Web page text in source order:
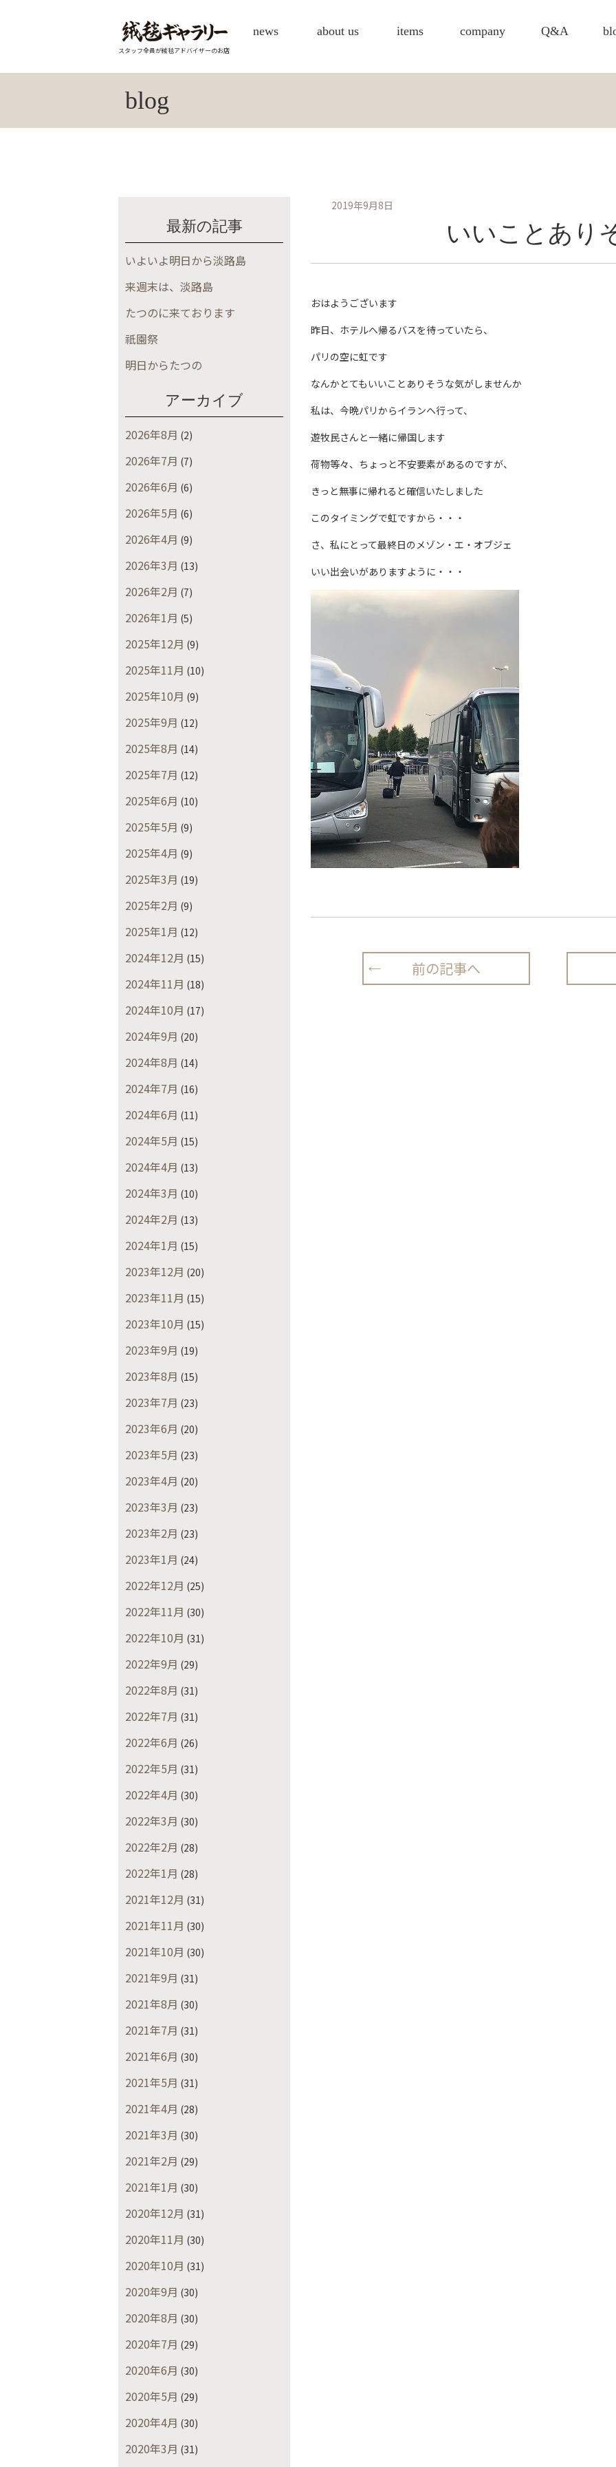
スタッフ全員が絨毯アドバイザーのお店
news about us items company Q&A
blog
最新の記事
いよいよ明日から淡路島
来週末は、淡路島
たつのに来ております
祇園祭
明日からたつの
アーカイブ
2026年8月 (2)
2026年7月 (7)
2026年6月 (6)
2026年5月 (6)
2026年4月 (9)
2026年3月 (13)
2026年2月 (7)
2026年1月 (5)
2025年12月 (9)
2025年11月 (10)
2025年10月 (9)
2025年9月 (12)
2025年8月 (14)
2025年7月 (12)
2025年6月 (10)
2025年5月 (9)
2025年4月 (9)
2025年3月 (19)
2025年2月 (9)
2025年1月 (12)
2024年12月 (15)
2024年11月 (18)
2024年10月 (17)
2024年9月 (20)
2024年8月 (14)
2024年7月 (16)
2024年6月 (11)
2024年5月 (15)
2024年4月 (13)
2024年3月 (10)
2024年2月 (13)
2024年1月 (15)
2023年12月 (20)
2023年11月 (15)
2023年10月 (15)
2023年9月 (19)
2023年8月 (15)
2023年7月 (23)
2023年6月 (20)
2023年5月 (23)
2023年4月 (20)
2023年3月 (23)
2023年2月 (23)
2023年1月 (24)
2022年12月 (25)
2022年11月 (30)
2022年10月 (31)
2022年9月 (29)
2022年8月 (31)
2022年7月 (31)
2022年6月 (26)
2022年5月 (31)
2022年4月 (30)
2022年3月 (30)
2022年2月 (28)
2022年1月 (28)
2021年12月 (31)
2021年11月 (30)
2021年10月 (30)
2021年9月 (31)
2021年8月 (30)
2021年7月 (31)
2021年6月 (30)
2021年5月 (31)
2021年4月 (28)
2021年3月 (30)
2021年2月 (29)
2021年1月 (30)
2020年12月 (31)
2020年11月 (30)
2020年10月 (31)
2020年9月 (30)
2020年8月 (30)
2020年7月 (29)
2020年6月 (30)
2020年5月 (29)
2020年4月 (30)
2020年3月 (31)
2019年9月8日
いいことあり
おはようございます
昨日、ホテルへ帰るバスを待っていたら、
パリの空に虹です
なんかとてもいいことありそうな気がしませんか
私は、今晩パリからイランヘ行って、
遊牧民さんと一緒に帰国します
荷物等々、ちょっと不安要素があるのですが、
きっと無事に帰れると確信いたしました
このタイミングで虹ですから・・・
さ、私にとって最終日のメゾン・エ・オブジェ
いい出会いがありますように・・・
前の記事へ